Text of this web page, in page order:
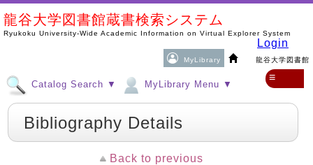
龍谷大学図書館蔵書検索システム
Ryukoku University-Wide Academic Information on Virtual Explorer System
MyLibrary 龍谷大学図書館
Login
Catalog Search ▼ MyLibrary Menu ▼
≡
Bibliography Details
Back to previous